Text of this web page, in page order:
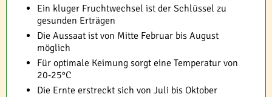
Ein kluger Fruchtwechsel ist der Schlüssel zu
gesunden Erträgen
Die Aussaat ist von Mitte Februar bis August
möglich
Für optimale Keimung sorgt eine Temperatur von
20-25°C
Die Ernte erstreckt sich von Juli bis Oktober